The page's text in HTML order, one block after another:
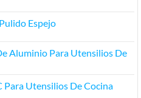
Espejo
Aluminio Para Utensilios De
Para Utensilios De Cocina